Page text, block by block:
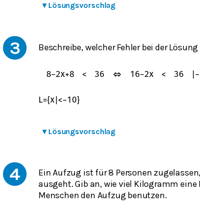
▾ Lösungsvorschlag
3 Beschreibe, welcher Fehler bei der
8−2x+8 < 36 ⇔ 16−2x < 36 −
L={x <−10}
▾ Lösungsvorschlag
4
Ein Aufzug ist für 8 Personen
ausgeht. Gib an, wie viel Kilogramm
Menschen den Aufzug benutzen.